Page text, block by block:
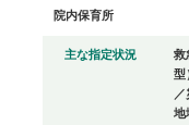
院内保育所
主な指定状況
救
型
地